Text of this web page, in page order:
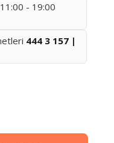
- 19:00
444 3 157 |